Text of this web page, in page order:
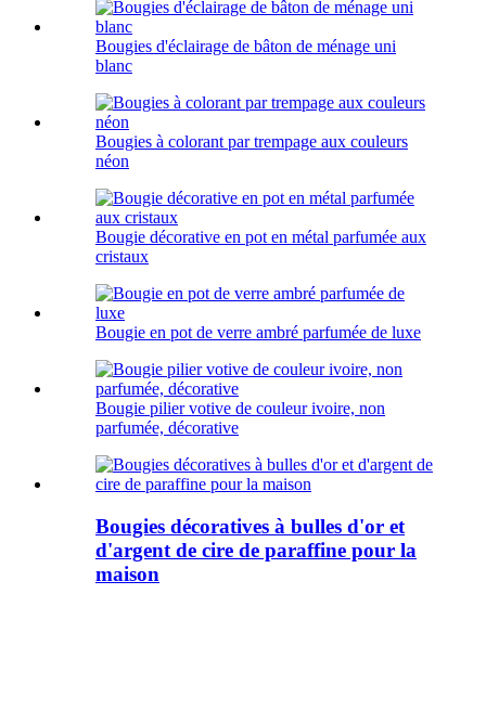
Bougies d'éclairage de bâton de ménage uni
blanc
Bougies à colorant par trempage aux couleurs
néon
Bougie décorative en pot en métal parfumée aux
cristaux
Bougie en pot de verre ambré parfumée de luxe
Bougie pilier votive de couleur ivoire, non
parfumée, décorative
Bougies décoratives à bulles d'or et
d'argent de cire de paraffine pour la
maison